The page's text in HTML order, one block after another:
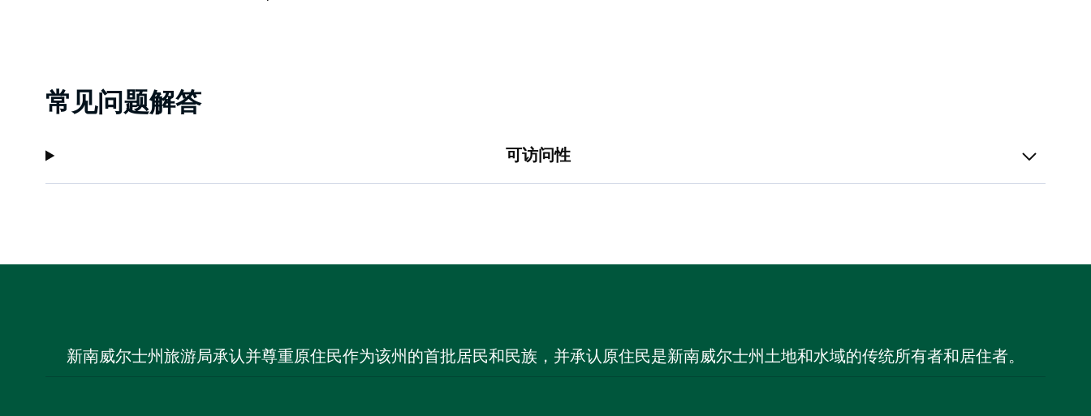
常见问题解答
可访问性
新南威尔士州旅游局承认并尊重原住民作为该州的首批居民和民族，并承认原住民是新南威尔士州土地和水域的传统所有者和居住者。